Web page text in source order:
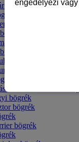
bögrék
mintás bögre
bögrék
mintás bögrék
bögrék
mintás bögrék
- malinois mintás
bögrék
bögrék
bögrék
engedélyezi